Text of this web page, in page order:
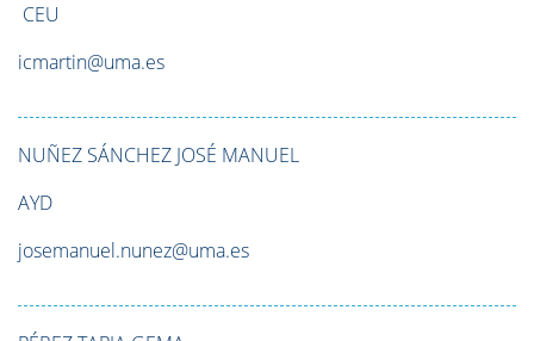
CEU
icmartin@uma.es
NUÑEZ SÁNCHEZ JOSÉ MANUEL
AYD
josemanuel.nunez@uma.es